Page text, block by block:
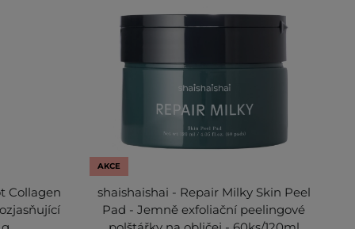
Collagen
AKCE
shaishaishai - Repair Milky Skin Peel
Pad - Jemně exfoliační peelingové